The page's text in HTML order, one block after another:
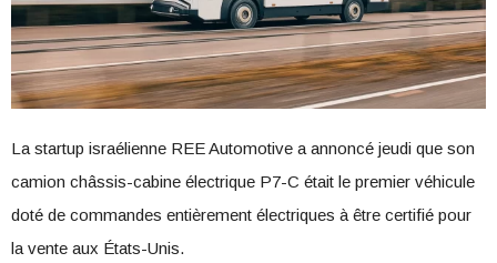
La startup israélienne REE Automotive a annoncé jeudi que son
camion châssis-cabine électrique P7-C était le premier véhicule
doté de commandes entièrement électriques à être certifié pour
la vente aux États-Unis.